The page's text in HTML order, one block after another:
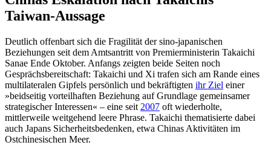
Taiwan-Aussage
Deutlich offenbart sich die Fragilität der sino-japa­nischen
Beziehungen seit dem Amts­antritt von Premier­ministerin Takaichi
Sanae Ende Oktober. Anfangs zeigten beide Seiten noch
Gesprächsbereitschaft: Takaichi und Xi trafen sich am Rande eines
multi­lateralen Gipfels per­sönlich und bekräftigten ihr Ziel einer
»beid­seitig vorteilhaften Beziehung auf Grundlage gemeinsamer
strategischer Interessen« – eine seit 2007 oft wiederholte,
mittlerweile weitgehend leere Phrase. Takaichi thematisierte dabei
auch Japans Sicherheitsbedenken, etwa Chinas Akti­vitäten im
Ostchinesischen Meer.